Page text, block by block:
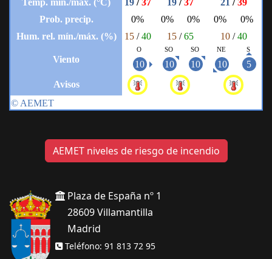
AEMET niveles de riesgo de incendio
Plaza de España nº 1
28609 Villamantilla
Madrid
Teléfono: 91 813 72 95